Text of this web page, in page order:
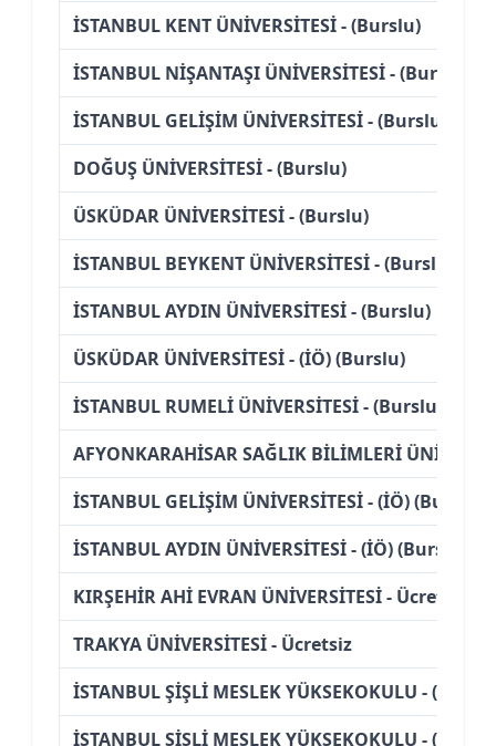
İSTANBUL KENT ÜNİVERSİTESİ - (Burslu)
İSTANBUL NİŞANTAŞI ÜNİVERSİTESİ - (Burslu)
İSTANBUL GELİŞİM ÜNİVERSİTESİ - (Burslu)
DOĞUŞ ÜNİVERSİTESİ - (Burslu)
ÜSKÜDAR ÜNİVERSİTESİ - (Burslu)
İSTANBUL BEYKENT ÜNİVERSİTESİ - (Burslu)
İSTANBUL AYDIN ÜNİVERSİTESİ - (Burslu)
ÜSKÜDAR ÜNİVERSİTESİ - (İÖ) (Burslu)
İSTANBUL RUMELİ ÜNİVERSİTESİ - (Burslu)
AFYONKARAHİSAR SAĞLIK BİLİMLERİ
İSTANBUL GELİŞİM ÜNİVERSİTESİ - (İÖ) (Burslu)
İSTANBUL AYDIN ÜNİVERSİTESİ - (İÖ) (Burslu)
KIRŞEHİR AHİ EVRAN ÜNİVERSİTESİ - Ücretsiz
TRAKYA ÜNİVERSİTESİ - Ücretsiz
İSTANBUL ŞİŞLİ MESLEK YÜKSEKOKULU -
İSTANBUL ŞİŞLİ MESLEK YÜKSEKOKULU - (İÖ)